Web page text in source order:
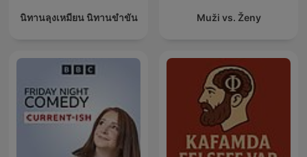
นิทานลุงเหมียน นิทานขำขัน Muži vs. Ženy